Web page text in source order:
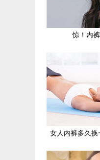
惊！内
女人内裤多久